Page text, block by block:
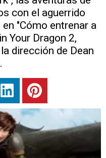
con el aguerrido
"Cómo entrenar a
Your Dragon 2,
dirección de Dean